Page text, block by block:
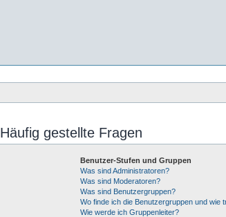
Häufig gestellte Fragen
Benutzer-Stufen und Gruppen
Was sind Administratoren?
Was sind Moderatoren?
Was sind Benutzergruppen?
Wo finde ich die Benutzergruppen und wie
Wie werde ich Gruppenleiter?